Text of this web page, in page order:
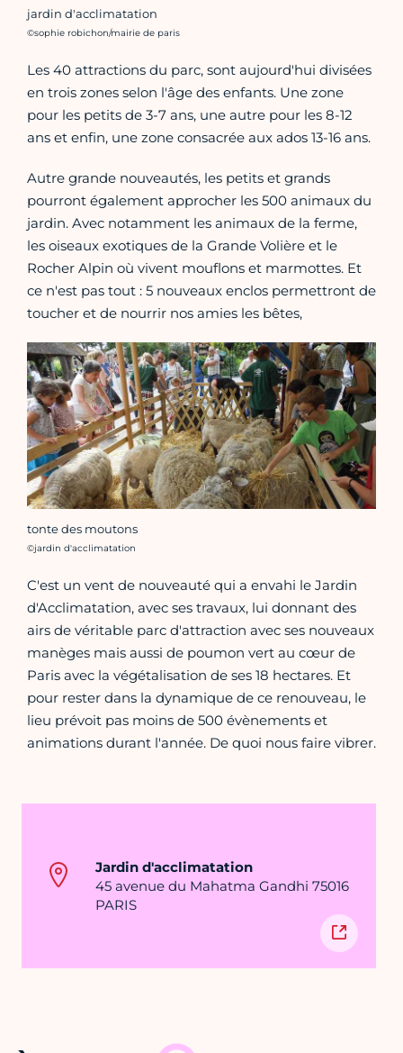
jardin d'acclimatation
Crédit photo :
©sophie robichon/mairie de paris
Les 40 attractions du parc, sont aujourd'hui divisées
en trois zones selon l'âge des enfants. Une zone
pour les petits de 3-7 ans, une autre pour les 8-12
ans et enfin, une zone consacrée aux ados 13-16 ans.
Autre grande nouveautés, les petits et grands
pourront également approcher les 500 animaux du
jardin. Avec notamment les animaux de la ferme,
les oiseaux exotiques de la Grande Volière et le
Rocher Alpin où vivent mouflons et marmottes. Et
ce n'est pas tout : 5 nouveaux enclos permettront de
toucher et de nourrir nos amies les bêtes,
tonte des moutons
Crédit photo :
©jardin d'acclimatation
C'est un vent de nouveauté qui a envahi le Jardin
d'Acclimatation, avec ses travaux, lui donnant des
airs de véritable parc d'attraction avec ses nouveaux
manèges mais aussi de poumon vert au cœur de
Paris avec la végétalisation de ses 18 hectares. Et
pour rester dans la dynamique de ce renouveau, le
lieu prévoit pas moins de 500 évènements et
animations durant l'année. De quoi nous faire vibrer.
Jardin d'acclimatation
45 avenue du Mahatma Gandhi 75016
PARIS